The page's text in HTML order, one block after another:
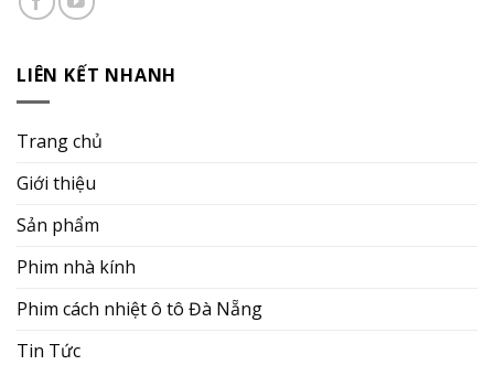
LIÊN KẾT NHANH
Trang chủ
Giới thiệu
Sản phẩm
Phim nhà kính
Phim cách nhiệt ô tô Đà Nẵng
Tin Tức